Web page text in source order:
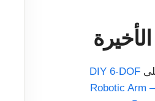
DIY 6-DOF
Robotic Arm